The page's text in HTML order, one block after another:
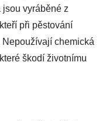
vyráběné z
při pěstování
chemická
škodí životnímu